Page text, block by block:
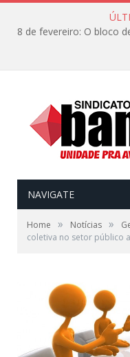
NAVIGATE
Home » Notícias »
coletiva no setor público